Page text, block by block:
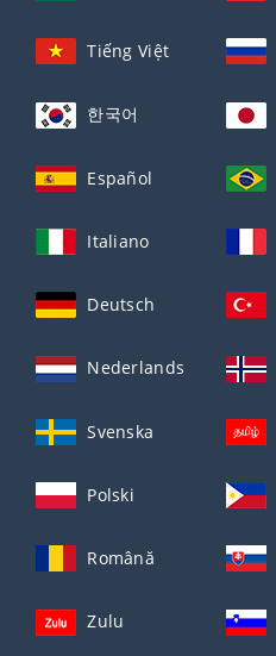
Tiếng Việt
한국어
Español
Italiano
Deutsch
Nederlands
Svenska
Polski
Română
Zulu